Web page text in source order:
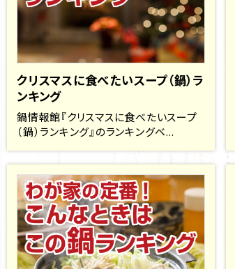
クリスマスに食べたいスープ（鍋）ラ
ンキング
鍋情報館『クリスマスに食べたいスープ
（鍋）ランキング』のランキングベ...